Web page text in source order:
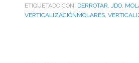
ETIQUETADO CON: DERROTAR, JDO,
VERTICALIZACIÓNMOLARES,